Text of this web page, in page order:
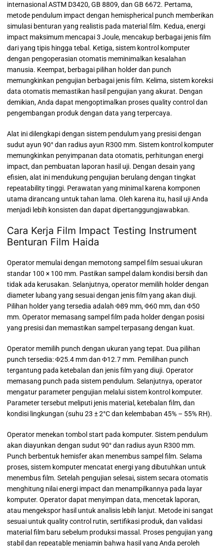
internasional ASTM D3420, GB 8809, dan GB 6672. Pertama,
metode pendulum impact dengan hemispherical punch memberikan
simulasi benturan yang realistis pada material film. Kedua, energi
impact maksimum mencapai 3 Joule, mencakup berbagai jenis film
dari yang tipis hingga tebal. Ketiga, sistem kontrol komputer
dengan pengoperasian otomatis meminimalkan kesalahan
manusia. Keempat, berbagai pilihan holder dan punch
memungkinkan pengujian berbagai jenis film. Kelima, sistem koreksi
data otomatis memastikan hasil pengujian yang akurat. Dengan
demikian, Anda dapat mengoptimalkan proses quality control dan
pengembangan produk dengan data yang terpercaya.
Alat ini dilengkapi dengan sistem pendulum yang presisi dengan
sudut ayun 90° dan radius ayun R300 mm. Sistem kontrol komputer
memungkinkan penyimpanan data otomatis, perhitungan energi
impact, dan pembuatan laporan hasil uji. Dengan desain yang
efisien, alat ini mendukung pengujian berulang dengan tingkat
repeatability tinggi. Perawatan yang minimal karena komponen
utama dirancang untuk tahan lama. Oleh karena itu, hasil uji Anda
menjadi lebih konsisten dan dapat dipertanggungjawabkan.
Cara Kerja Film Impact Testing Instrument
Benturan Film Haida
Operator memulai dengan memotong sampel film sesuai ukuran
standar 100 × 100 mm. Pastikan sampel dalam kondisi bersih dan
tidak ada kerusakan. Selanjutnya, operator memilih holder dengan
diameter lubang yang sesuai dengan jenis film yang akan diuji.
Pilihan holder yang tersedia adalah Φ89 mm, Φ60 mm, dan Φ50
mm. Operator memasang sampel film pada holder dengan posisi
yang presisi dan memastikan sampel terpasang dengan kuat.
Operator memilih punch dengan ukuran yang tepat. Dua pilihan
punch tersedia: Φ25.4 mm dan Φ12.7 mm. Pemilihan punch
tergantung pada ketebalan dan jenis film yang diuji. Operator
memasang punch pada sistem pendulum. Selanjutnya, operator
mengatur parameter pengujian melalui sistem kontrol komputer.
Parameter tersebut meliputi jenis material, ketebalan film, dan
kondisi lingkungan (suhu 23 ± 2°C dan kelembaban 45% – 55% RH).
Operator menekan tombol start pada komputer. Sistem pendulum
akan diayunkan dengan sudut 90° dan radius ayun R300 mm.
Punch berbentuk hemisfer akan menembus sampel film. Selama
proses, sistem komputer mencatat energi yang dibutuhkan untuk
menembus film. Setelah pengujian selesai, sistem secara otomatis
menghitung nilai energi impact dan menampilkannya pada layar
komputer. Operator dapat menyimpan data, mencetak laporan,
atau mengekspor hasil untuk analisis lebih lanjut. Metode ini sangat
sesuai untuk quality control rutin, sertifikasi produk, dan validasi
material film baru sebelum produksi massal. Proses pengujian yang
stabil dan repeatable menjamin bahwa hasil yang Anda peroleh